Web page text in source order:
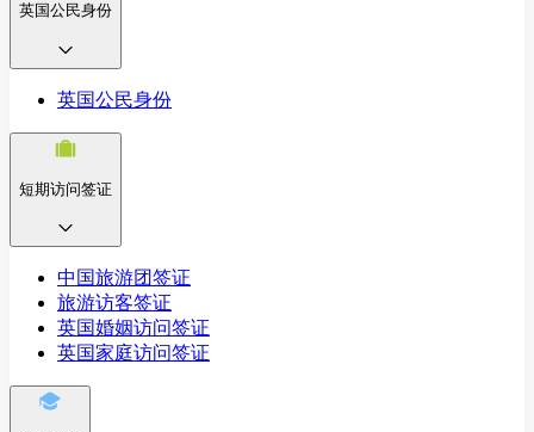
英国公民身份
英国公民身份
短期访问签证
中国旅游团签证
旅游访客签证
英国婚姻访问签证
英国家庭访问签证